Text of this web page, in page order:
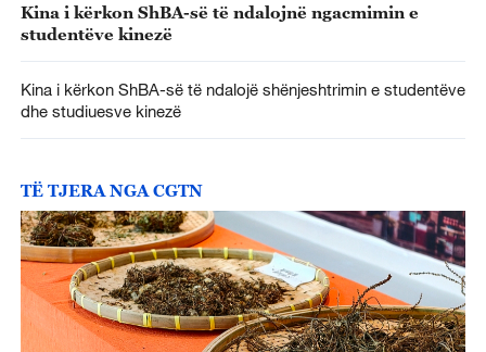
Kina i kërkon ShBA-së të ndalojnë ngacmimin e
studentëve kinezë
Kina i kërkon ShBA-së të ndalojë shënjeshtrimin e studentëve
dhe studiuesve kinezë
TË TJERA NGA CGTN